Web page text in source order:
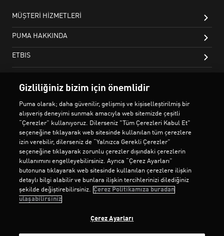
Gizliliğiniz bizim için önemlidir
Puma olarak; daha güvenilir, gelişmiş ve kişiselleştirilmiş bir
alışveriş deneyimi sunmak amacıyla web sitemizde çeşitli
“Çerezler” kullanıyoruz. Dilerseniz "Tüm Çerezleri Kabul Et"
seçeneğine tıklayarak web sitesinde kullanılan tüm çerezlere
izin verebilir, dilerseniz de “Yalnızca Gerekli Çerezler”
seçeneğine tıklayarak zorunlu çerezler dışındaki çerezlerin
kullanımını engelleyebilirsiniz. Ayrıca “Çerez Ayarları”
butonuna tıklayarak web sitesinde kullanılan çerezlere ilişkin
detaylı bilgi alabilir ve bunlara ilişkin tercihlerinizi dilediğiniz
şekilde değiştirebilirsiniz. Çerez Politikamıza buradan
ulaşabilirsiniz
Çerez Ayarları